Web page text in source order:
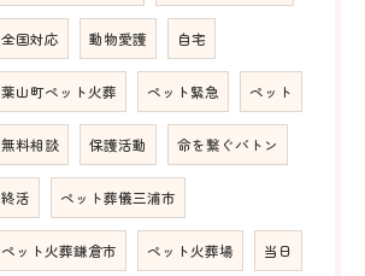
全国対応 動物愛護 自宅
葉山町ペット火葬 ペット緊急 ペット
無料相談 保護活動 命を繋ぐバトン
終活 ペット葬儀三浦市
ペット火葬鎌倉市 ペット火葬場 当日